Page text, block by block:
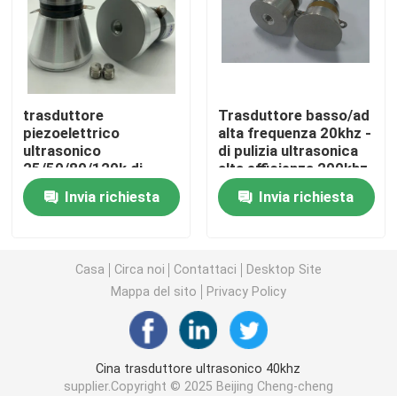
trasduttore ultrasonico piezoelettrico
Generatore di ultrasuoni di Digital
generatore di frequenza ultrasonica
Macchina di pulizia ad ultrasuoni
Disruptore ultrasonico delle cellule
Reattore ultrasonico
trasduttore
piezoelettrico
ultrasonico
25/50/80/120k di
80mm quattro
frequenzeInvia richiesta
Trasduttore basso/ad
alta frequenza 20khz -
di pulizia ultrasonica
alta efficienza 200khz
Invia richiesta
Casa Circa noi Contattaci
Desktop Site
Mappa del sito
Privacy Policy
Cina trasduttore ultrasonico 40khz
supplier.Copyright © 2025 Beijing Cheng-cheng